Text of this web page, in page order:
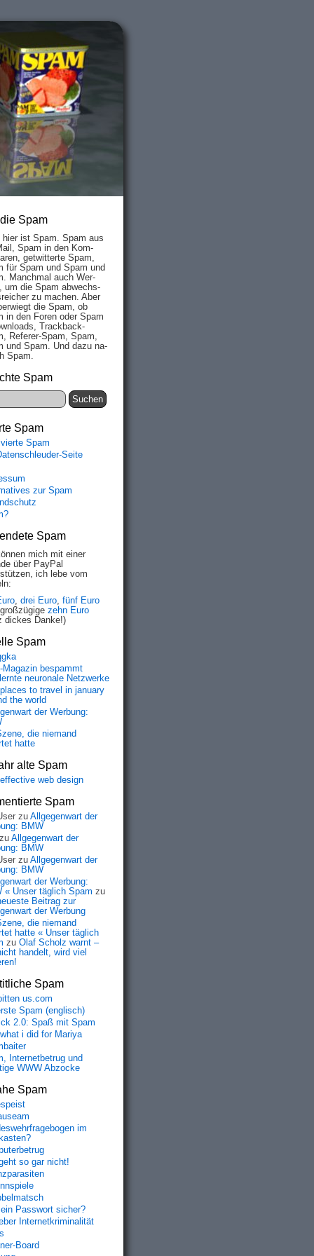
Spam
hier ist Spam. Spam aus
Spam in den Kom­
ge­twit­ter­te Spam,
für Spam und Spam und
Manch­mal auch Wer­
um die Spam ab­wechs­
zu mach­en. Aber
die Spam, ob
in den Fo­ren oder Spam
Track­back-
Re­fe­rer-Spam, Spam,
und Spam. Und da­zu na­
Spam.
Spam
Spam
Spam
Seite
zur Spam
Spam
mich mit einer
über PayPal
ich lebe vom
, drei Euro, fünf Euro
zehn Euro
dickes Danke!)
Spam
Magazin bespammt
neuronale Netzwerke
to travel in january
the world
der Werbung:
die niemand
hatte
alte Spam
web design
Spam
zu Allgegenwart der
BMW
Allgegenwart der
BMW
zu Allgegenwart der
BMW
der Werbung:
« Unser täglich Spam zu
Beitrag zur
der Werbung
die niemand
hatte « Unser täglich
zu Olaf Scholz warnt –
handelt, wird viel
Spam
us.com
Spam (englisch)
2.0: Spaß mit Spam
i did for Mariya
Internetbetrug und
WWW Abzocke
Spam
im
so gar nicht!
Passwort sicher?
Internetkriminalität
Board